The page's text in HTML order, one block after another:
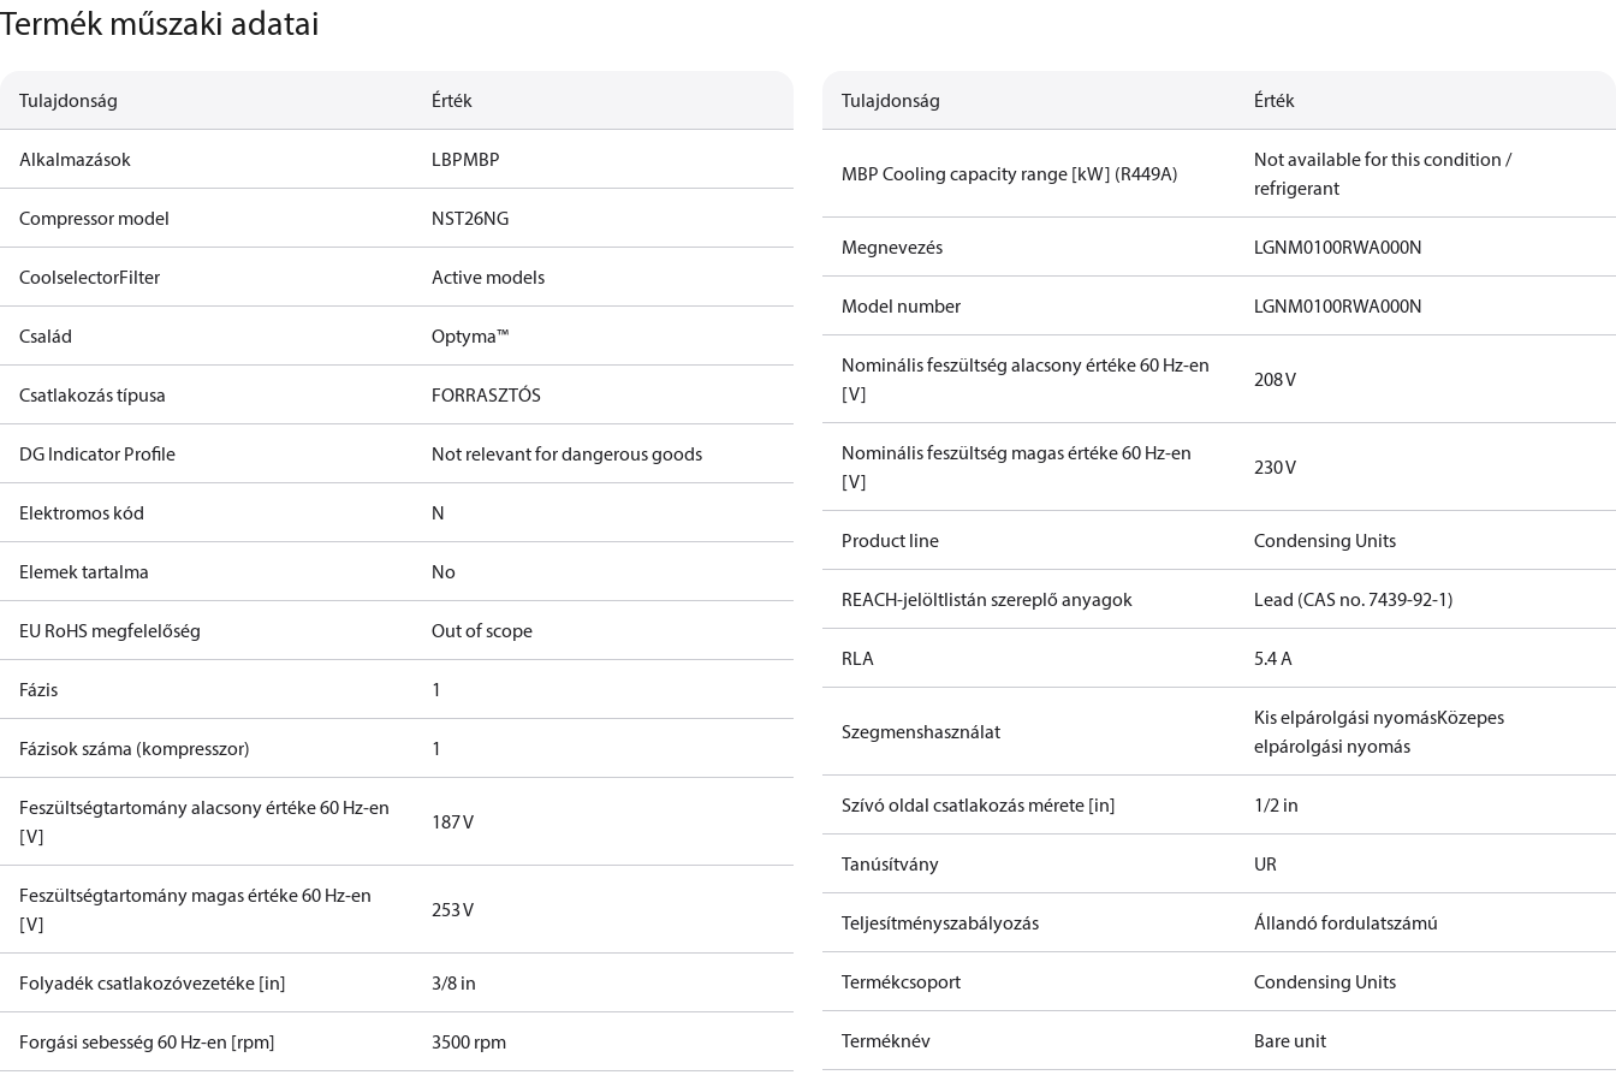
Termék műszaki adatai
Tulajdonság Érték
Alkalmazások LBPMBP
Compressor model NST26NG​
CoolselectorFilter Active models
Család Optyma™
Csatlakozás típusa FORRASZTÓS
DG Indicator Profile Not relevant for dangerous goods
Elektromos kód N
Elemek tartalma No
EU RoHS megfelelőség Out of scope
Fázis 1
Fázisok száma (kompresszor) 1
Feszültségtartomány alacsony értéke 60 Hz-en
[V]
187 V
Feszültségtartomány magas értéke 60 Hz-en
[V]
253 V
Folyadék csatlakozóvezetéke [in] 3/8 in
Forgási sebesség 60 Hz-en [rpm] 3500 rpm
Tulajdonság Érték
MBP Cooling capacity range [kW] (R449A)
Not available for this condition /
refrigerant
Megnevezés LGNM0100RWA000N​
Model number LGNM0100RWA000N​
Nominális feszültség alacsony értéke 60 Hz-en
[V]
208 V
Nominális feszültség magas értéke 60 Hz-en
[V]
230 V
Product line Condensing Units
REACH-jelöltlistán szereplő anyagok Lead (CAS no. 7439-92-1)
RLA 5.4 A
Szegmenshasználat
Kis elpárolgási nyomásKözepes
elpárolgási nyomás
Szívó oldal csatlakozás mérete [in] 1/2 in
Tanúsítvány UR
Teljesítményszabályozás Állandó fordulatszámú
Termékcsoport Condensing Units
Terméknév Bare unit